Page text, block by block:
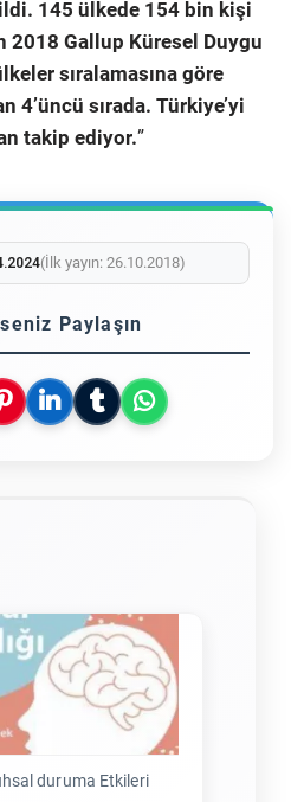
145 ülkede 154 bin kişi
Gallup Küresel Duygu
sıralamasına göre
4’üncü sırada. Türkiye’yi
takip ediyor.”
(İlk yayın: 26.10.2018)
Paylaşın
duruma Etkileri